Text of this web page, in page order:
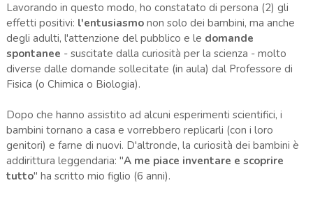
Lavorando in questo modo, ho constatato di persona (2) gli
effetti positivi: l'entusiasmonon solo dei bambini, ma anche
degli adulti, l'attenzione del pubblico e le domande
spontanee - suscitate dalla curiosità per la scienza - molto
diverse dalle domande sollecitate (in aula) dal Professore di
Fisica (o Chimica o Biologia).
Dopo che hanno assistito ad alcuni esperimenti scientifici, i
bambini tornano a casa e vorrebbero replicarli (con i loro
genitori) e farne di nuovi. D'altronde, la curiosità dei bambini è
addirittura leggendaria: "A me piace inventare e scoprire
tutto" ha scritto mio figlio (6 anni).